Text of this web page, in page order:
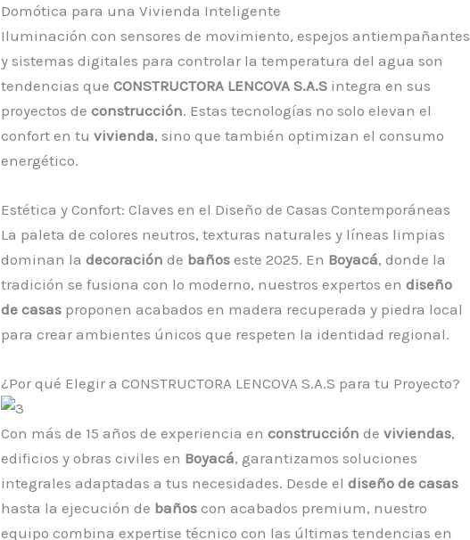
Domótica para una Vivienda Inteligente
Iluminación con sensores de movimiento, espejos antiempañantes
y sistemas digitales para controlar la temperatura del agua son
tendencias que CONSTRUCTORA LENCOVA S.A.S integra en sus
proyectos de construcción. Estas tecnologías no solo elevan el
confort en tu vivienda, sino que también optimizan el consumo
energético.
Estética y Confort: Claves en el Diseño de Casas Contemporáneas
La paleta de colores neutros, texturas naturales y líneas limpias
dominan la decoración de baños este 2025. En Boyacá, donde la
tradición se fusiona con lo moderno, nuestros expertos en diseño
de casas proponen acabados en madera recuperada y piedra local
para crear ambientes únicos que respeten la identidad regional.
¿Por qué Elegir a CONSTRUCTORA LENCOVA S.A.S para tu Proyecto?
Con más de 15 años de experiencia en construcción de viviendas,
edificios y obras civiles en Boyacá, garantizamos soluciones
integrales adaptadas a tus necesidades. Desde el diseño de casas
hasta la ejecución de baños con acabados premium, nuestro
equipo combina expertise técnico con las últimas tendencias en